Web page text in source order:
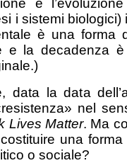
e
i sistemi biologici)
è una forma
e la decadenza è
data la data
nel
Lives Matter. Ma
una forma
o sociale?